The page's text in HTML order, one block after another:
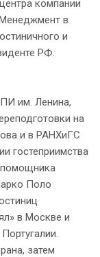
компании
в
и
РФ.
им. Ленина,
на
и в РАНХиГС
гостеприимства
помощника
Поло
в Москве и
затем